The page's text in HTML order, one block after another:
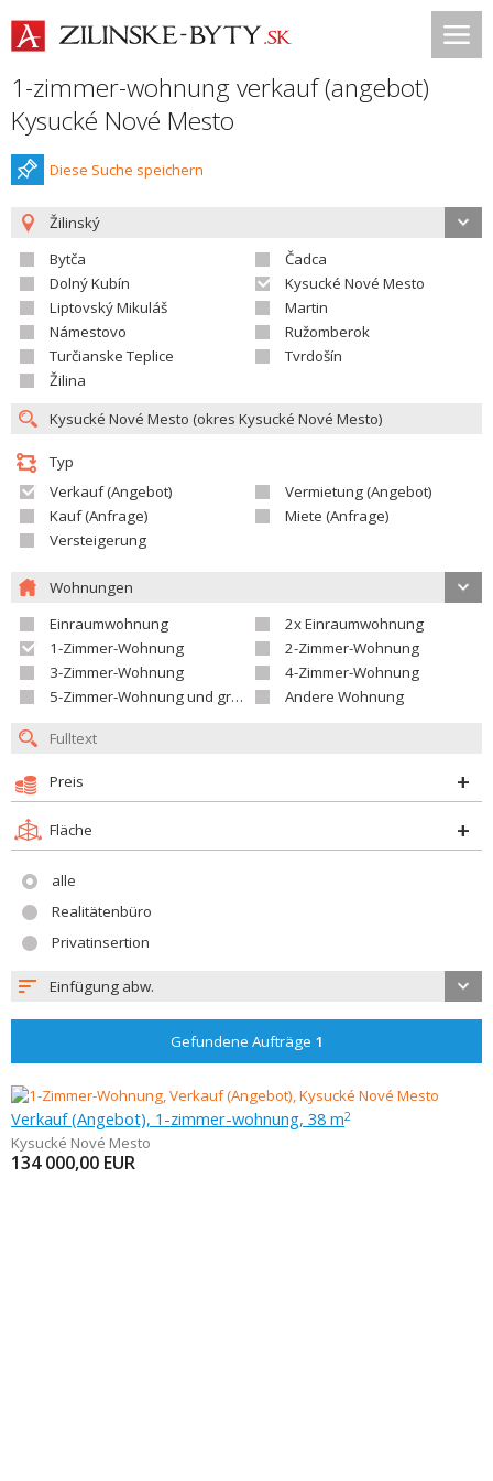
1-zimmer-wohnung verkauf (angebot)
Kysucké Nové Mesto
Diese Suche speichern
Žilinský
Bytča
Čadca
Dolný Kubín
Kysucké Nové Mesto
Liptovský Mikuláš
Martin
Námestovo
Ružomberok
Turčianske Teplice
Tvrdošín
Žilina
Typ
Verkauf (Angebot)
Vermietung (Angebot)
Kauf (Anfrage)
Miete (Anfrage)
Versteigerung
Wohnungen
Einraumwohnung
2x Einraumwohnung
1-Zimmer-Wohnung
2-Zimmer-Wohnung
3-Zimmer-Wohnung
4-Zimmer-Wohnung
5-Zimmer-Wohnung und größer
Andere Wohnung
Preis
Fläche
alle
Realitätenbüro
Privatinsertion
Einfügung abw.
Gefundene Aufträge 1
Verkauf (Angebot), 1-zimmer-wohnung, 38 m2
Kysucké Nové Mesto
134 000,00 EUR